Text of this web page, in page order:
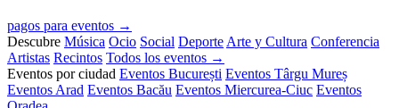
pagos para eventos →
Descubre Música Ocio Social Deporte Arte y Cultura Conferencia
Artistas Recintos Todos los eventos →
Eventos por ciudad Eventos București Eventos Târgu Mureș
Eventos Arad Eventos Bacău Eventos Miercurea-Ciuc Eventos